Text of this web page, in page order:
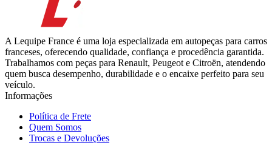
A Lequipe France é uma loja especializada em autopeças para carros
franceses, oferecendo qualidade, confiança e procedência garantida.
Trabalhamos com peças para Renault, Peugeot e Citroën, atendendo
quem busca desempenho, durabilidade e o encaixe perfeito para seu
veículo.
Informações
Política de Frete
Quem Somos
Trocas e Devoluções